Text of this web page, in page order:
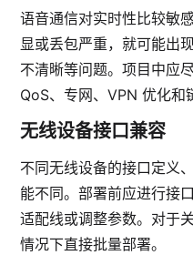
语音通信对实时性比较敏
显或丢包严重，就可能出
不清晰等问题。项目中应
QoS、专网、VPN 优化和
无线设备接口兼容
不同无线设备的接口定义
能不同。部署前应进行接
适配线或调整参数。对于
情况下直接批量部署。